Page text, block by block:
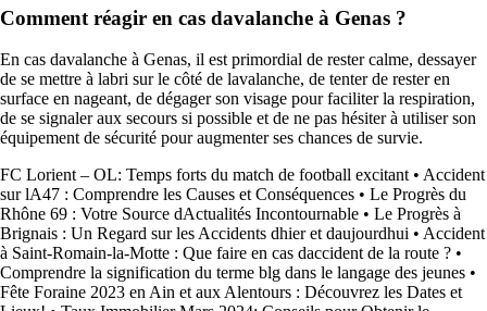
Comment réagir en cas davalanche à Genas ?
En cas davalanche à Genas, il est primordial de rester calme, dessayer
de se mettre à labri sur le côté de lavalanche, de tenter de rester en
surface en nageant, de dégager son visage pour faciliter la respiration,
de se signaler aux secours si possible et de ne pas hésiter à utiliser son
équipement de sécurité pour augmenter ses chances de survie.
FC Lorient – OL: Temps forts du match de football excitant • Accident
sur lA47 : Comprendre les Causes et Conséquences • Le Progrès du
Rhône 69 : Votre Source dActualités Incontournable • Le Progrès à
Brignais : Un Regard sur les Accidents dhier et daujourdhui • Accident
à Saint-Romain-la-Motte : Que faire en cas daccident de la route ? •
Comprendre la signification du terme blg dans le langage des jeunes •
Fête Foraine 2023 en Ain et aux Alentours : Découvrez les Dates et